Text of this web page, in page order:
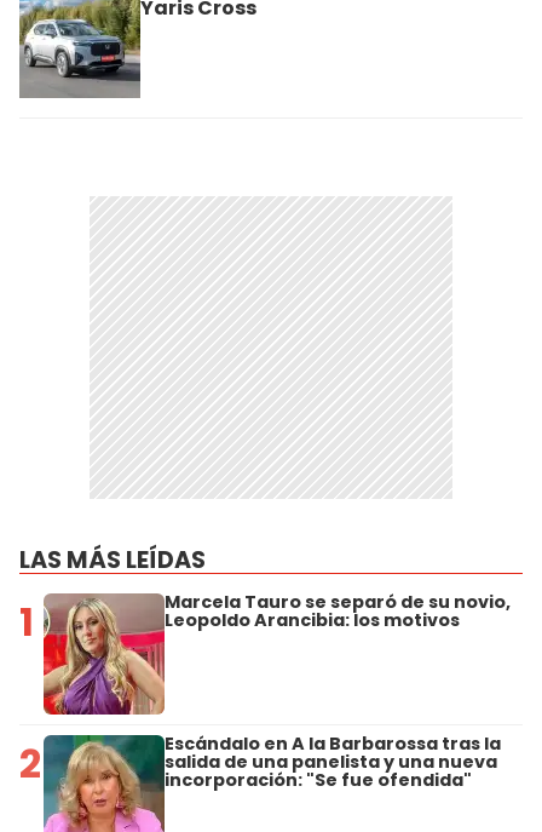
Yaris Cross
LAS MÁS LEÍDAS
1 Marcela Tauro se separó de su novio,
Leopoldo Arancibia: los motivos
2 Escándalo en A la Barbarossa tras la
salida de una panelista y una nueva
incorporación: "Se fue ofendida"